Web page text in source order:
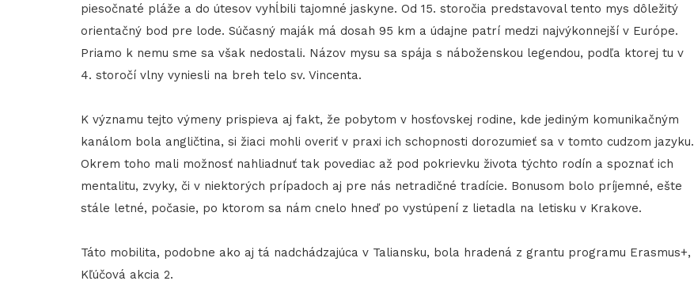
piesočnaté pláže a do útesov vyhĺbili tajomné jaskyne. Od 15. storočia predstavoval tento mys dôležitý
orientačný bod pre lode. Súčasný maják má dosah 95 km a údajne patrí medzi najvýkonnejší v Európe.
Priamo k nemu sme sa však nedostali. Názov mysu sa spája s náboženskou legendou, podľa ktorej tu v
4. storočí vlny vyniesli na breh telo sv. Vincenta.
K významu tejto výmeny prispieva aj fakt, že pobytom v hosťovskej rodine, kde jediným komunikačným
kanálom bola angličtina, si žiaci mohli overiť v praxi ich schopnosti dorozumieť sa v tomto cudzom jazyku.
Okrem toho mali možnosť nahliadnuť tak povediac až pod pokrievku života týchto rodín a spoznať ich
mentalitu, zvyky, či v niektorých prípadoch aj pre nás netradičné tradície. Bonusom bolo príjemné, ešte
stále letné, počasie, po ktorom sa nám cnelo hneď po vystúpení z lietadla na letisku v Krakove.
Táto mobilita, podobne ako aj tá nadchádzajúca v Taliansku, bola hradená z grantu programu Erasmus+,
Kľúčová akcia 2.